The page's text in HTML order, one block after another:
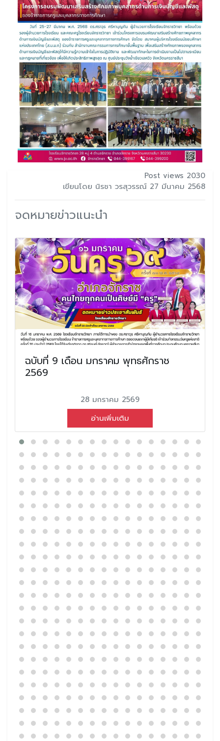
Post views 2030
เขียนโดย นิรชา วรสุวรรณ์ 27 มีนาคม 2568
จดหมายข่าวแนะนำ
ฉบับที่ 9 เดือน มกราคม พุทธศักราช
2569
28 มกราคม 2569
อ่านเพิ่มเติม